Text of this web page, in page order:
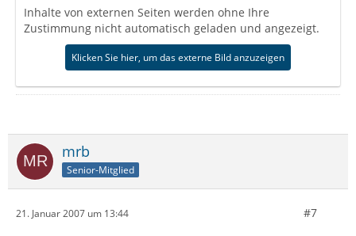
Inhalte von externen Seiten werden ohne Ihre
Zustimmung nicht automatisch geladen und angezeigt.
Klicken Sie hier, um das externe Bild anzuzeigen
mrb
Senior-Mitglied
21. Januar 2007 um 13:44 #7